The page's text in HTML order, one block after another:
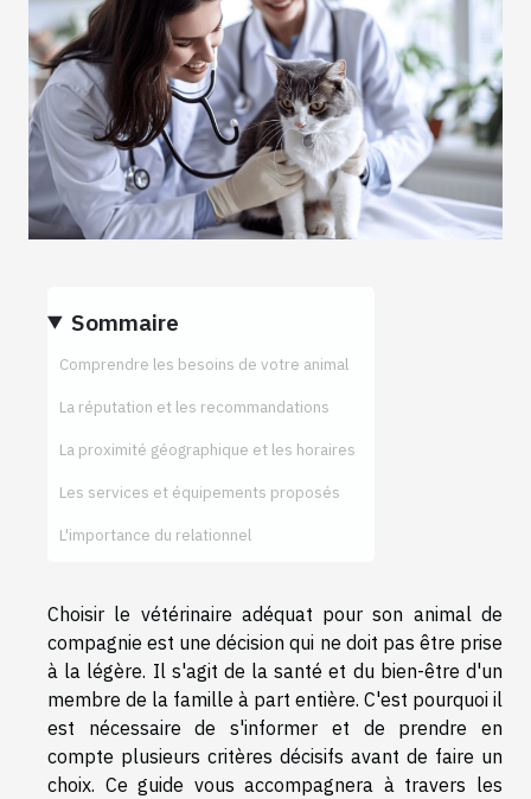
Sommaire
Comprendre les besoins de votre animal
La réputation et les recommandations
La proximité géographique et les horaires
Les services et équipements proposés
L'importance du relationnel
Choisir le vétérinaire adéquat pour son animal de
compagnie est une décision qui ne doit pas être prise
à la légère. Il s'agit de la santé et du bien-être d'un
membre de la famille à part entière. C'est pourquoi il
est nécessaire de s'informer et de prendre en
compte plusieurs critères décisifs avant de faire un
choix. Ce guide vous accompagnera à travers les